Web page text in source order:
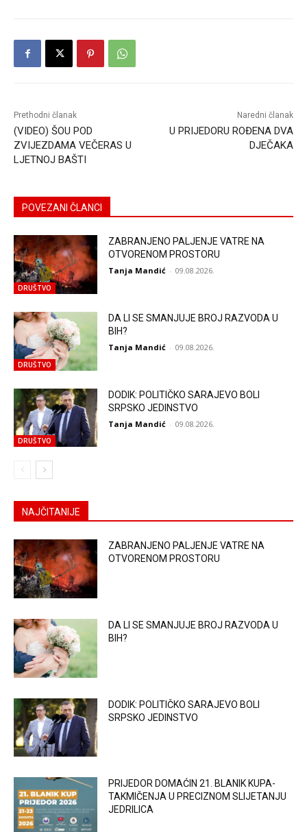
Prethodni članak
(VIDEO) ŠOU POD
ZVIJEZDAMA VEČERAS U
LJETNOJ BAŠTI
Naredni članak
U PRIJEDORU ROĐENA DVA
DJEČAKA
POVEZANI ČLANCI
DRUŠTVO
ZABRANJENO PALJENJE VATRE NA
OTVORENOM PROSTORU
Tanja Mandić - 09.08.2026.
DRUŠTVO
DA LI SE SMANJUJE BROJ RAZVODA U
BIH?
Tanja Mandić - 09.08.2026.
DRUŠTVO
DODIK: POLITIČKO SARAJEVO BOLI
SRPSKO JEDINSTVO
Tanja Mandić - 09.08.2026.
NAJČITANIJE
ZABRANJENO PALJENJE VATRE NA
OTVORENOM PROSTORU
DA LI SE SMANJUJE BROJ RAZVODA U
BIH?
DODIK: POLITIČKO SARAJEVO BOLI
SRPSKO JEDINSTVO
PRIJEDOR DOMAĆIN 21. BLANIK KUPA-
TAKMIČENJA U PRECIZNOM SLIJETANJU
JEDRILICA